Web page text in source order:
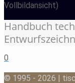
Vollbildansicht)
Handbuch
0
© 1995 - 2026 |